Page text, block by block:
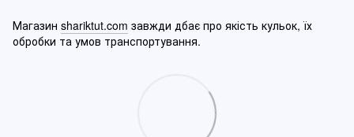
Магазин shariktut.com завжди дбає про якість кульок, їх
обробки та умов транспортування.